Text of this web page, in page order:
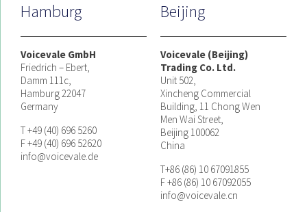
Hamburg
Voicevale GmbH
Friedrich – Ebert,
Damm 111c,
Hamburg 22047
Germany
T +49 (40) 696 5260
F +49 (40) 696 52620
info@voicevale.de
Beijing
Voicevale (Beijing)
Trading Co. Ltd.
Unit 502,
Xincheng Commercial
Building, 11 Chong Wen
Men Wai Street,
Beijing 100062
China
T+86 (86) 10 67091855
F +86 (86) 10 67092055
info@voicevale.cn